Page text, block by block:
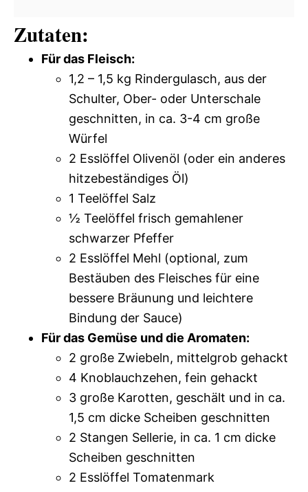
Zutaten:
Für das Fleisch:
1,2 – 1,5 kg Rindergulasch, aus der
Schulter, Ober- oder Unterschale
geschnitten, in ca. 3-4 cm große
Würfel
2 Esslöffel Olivenöl (oder ein anderes
hitzebeständiges Öl)
1 Teelöffel Salz
½ Teelöffel frisch gemahlener
schwarzer Pfeffer
2 Esslöffel Mehl (optional, zum
Bestäuben des Fleisches für eine
bessere Bräunung und leichtere
Bindung der Sauce)
Für das Gemüse und die Aromaten:
2 große Zwiebeln, mittelgrob gehackt
4 Knoblauchzehen, fein gehackt
3 große Karotten, geschält und in ca.
1,5 cm dicke Scheiben geschnitten
2 Stangen Sellerie, in ca. 1 cm dicke
Scheiben geschnitten
2 Esslöffel Tomatenmark